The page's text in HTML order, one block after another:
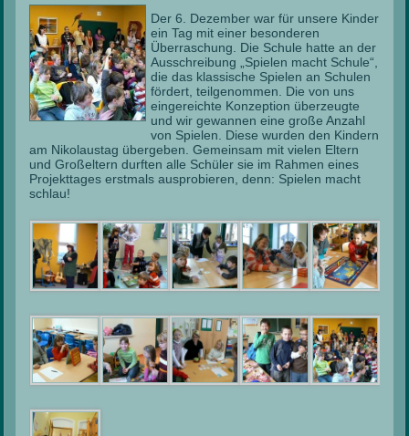
Der 6. Dezember war für unsere Kinder
ein Tag mit einer besonderen
Überraschung. Die Schule hatte an der
Ausschreibung „Spielen macht Schule“,
die das klassische Spielen an Schulen
fördert, teilgenommen. Die von uns
eingereichte Konzeption überzeugte
und wir gewannen eine große Anzahl
von Spielen. Diese wurden den Kindern
am Nikolaustag übergeben. Gemeinsam mit vielen Eltern
und Großeltern durften alle Schüler sie im Rahmen eines
Projekttages erstmals ausprobieren, denn: Spielen macht
schlau!